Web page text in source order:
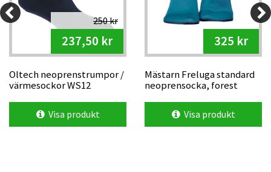
250 kr
237,50 kr
Oltech neoprenstrumpor /
värmesockor WS12
Visa produkt
325 kr
Mästarn Freluga standard
neoprensocka, forest
Visa produkt